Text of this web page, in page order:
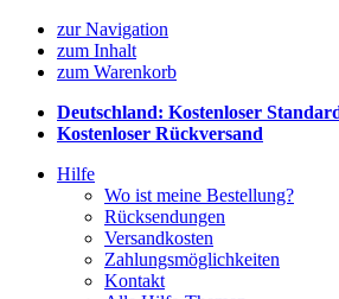
zur Navigation
zum Inhalt
zum Warenkorb
Deutschland: Kostenloser
Kostenloser Rückversand
Hilfe
Wo ist meine Bestellung?
Rücksendungen
Versandkosten
Zahlungsmöglichkeiten
Kontakt